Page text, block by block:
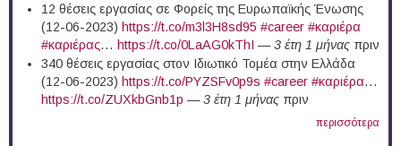
12 θέσεις εργασίας σε Φορείς της Ευρωπαϊκής Ένωσης
(12-06-2023) https://t.co/m3l3H8sd95 #career #καριέρα
#καριέρας… https://t.co/0LaAG0kThI —3 έτη 1 μήναςπριν
340 θέσεις εργασίας στον Ιδιωτικό Τομέα στην Ελλάδα
(12-06-2023) https://t.co/PYZSFv0p9s #career #καριέρα…
https://t.co/ZUXkbGnb1p —3 έτη 1 μήναςπριν
περισσότερα